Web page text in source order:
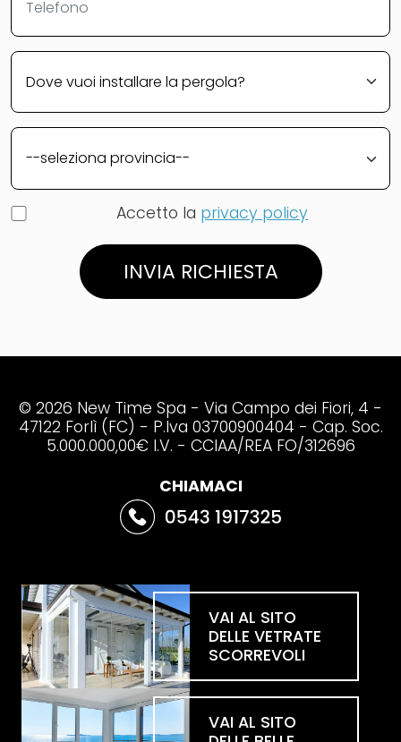
Accetto la privacy policy
INVIA RICHIESTA
© 2026 New Time Spa - Via Campo dei Fiori, 4 -
47122 Forlì (FC) - P.Iva 03700900404 - Cap. Soc.
5.000.000,00€ I.V. - CCIAA/REA FO/312696
CHIAMACI
VAI AL SITO
DELLE VETRATE
SCORREVOLI
VAI AL SITO